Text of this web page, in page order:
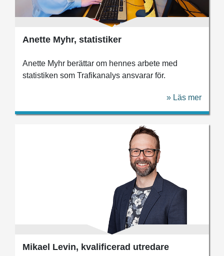
Anette Myhr, statistiker
Anette Myhr berättar om hennes arbete med
statistiken som Trafikanalys ansvarar för.
» Läs mer
Mikael Levin, kvalificerad utredare